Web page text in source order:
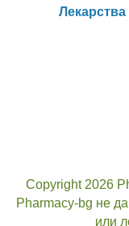
Лекарства
Copyright 2026
Pharmacy-bg не
или